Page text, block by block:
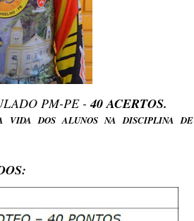
PM-PE -40 ACERTOS.
VIDA DOS ALUNOS NA DISCIPLINA DE